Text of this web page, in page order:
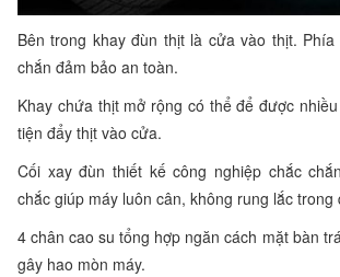
Bên trong khay đùn thịt là cửa vào thịt.
chắn đảm bảo an toàn.
Khay chứa thịt mở rộng có thể để được
tiện đẩy thịt vào cửa.
Cối xay đùn thiết kế công nghiệp chắc
chắc giúp máy luôn cân, không rung lắc trong
4 chân cao su tổng hợp ngăn cách mặt bàn
gây hao mòn máy.